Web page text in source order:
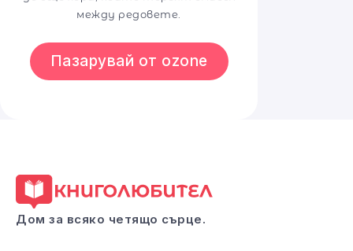
между редовете.
Пазарувай от ozone
Дом за всяко четящо сърце.